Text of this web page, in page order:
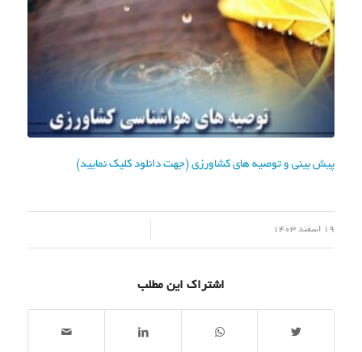
پیش بینی و توصیه های کشاورزی (جهت دانلود کلیک نمایید)
19 اسفند 1403
اشتراک این مطلب